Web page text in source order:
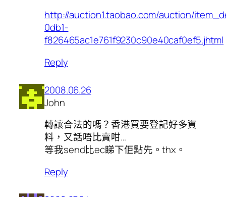
http://auction1.taobao.com/auction/
0db1-
f826465ac1e761f9230c90e40caf0ef5.jhtml
Reply
2008.06.26
John
轉讓合法的嗎？香港買要登記好多資
料，又話唔比賣咁…
等我send比ec睇下佢點先。thx。
Reply